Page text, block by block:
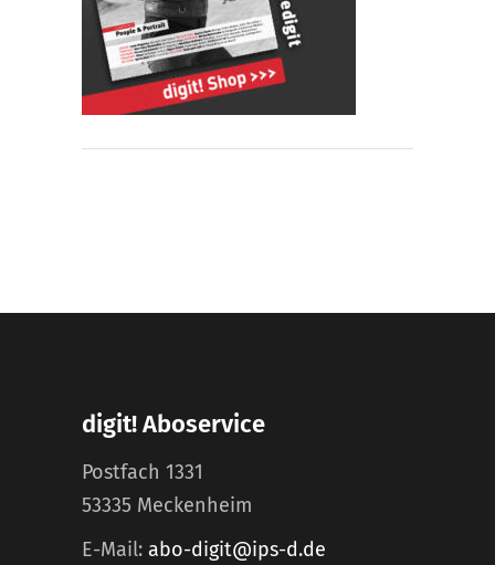
digit! Aboservice
Postfach 1331
53335 Meckenheim
E-Mail: abo-digit@ips-d.de